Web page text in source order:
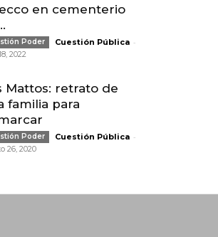
en cementerio
Poder Cuestión Pública -
2022
Mattos: retrato de
familia para
Poder Cuestión Pública -
26, 2020